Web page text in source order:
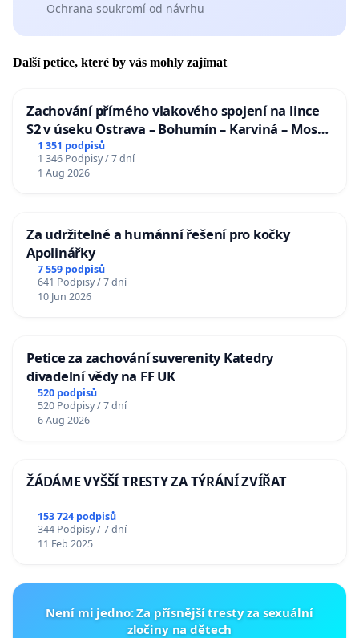
Ochrana soukromí od návrhu
Další petice, které by vás mohly zajímat
Zachování přímého vlakového spojení na lince
S2 v úseku Ostrava – Bohumín – Karviná – Mosty
u Jablunkova
1 351 podpisů
1 346 Podpisy / 7 dní
1 Aug 2026
Za udržitelné a humánní řešení pro kočky
Apolinářky
7 559 podpisů
641 Podpisy / 7 dní
10 Jun 2026
Petice za zachování suverenity Katedry
divadelní vědy na FF UK
520 podpisů
520 Podpisy / 7 dní
6 Aug 2026
ŽÁDÁME VYŠŠÍ TRESTY ZA TÝRÁNÍ ZVÍŘAT
153 724 podpisů
344 Podpisy / 7 dní
11 Feb 2025
Není mi jedno: Za přísnější tresty za sexuální
zločiny na dětech